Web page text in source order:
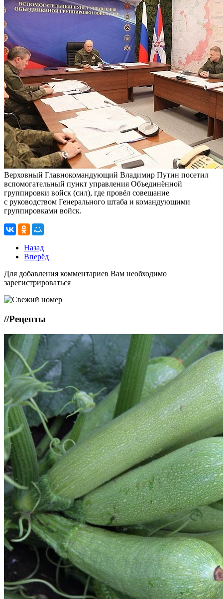
Верховный Главнокомандующий Владимир Путин посетил
вспомогательный пункт управления Объединённой
группировки войск (сил), где провёл совещание
с руководством Генерального штаба и командующими
группировками войск.
Назад
Вперёд
Для добавления комментариев Вам необходимо
зарегистрироваться
//Рецепты